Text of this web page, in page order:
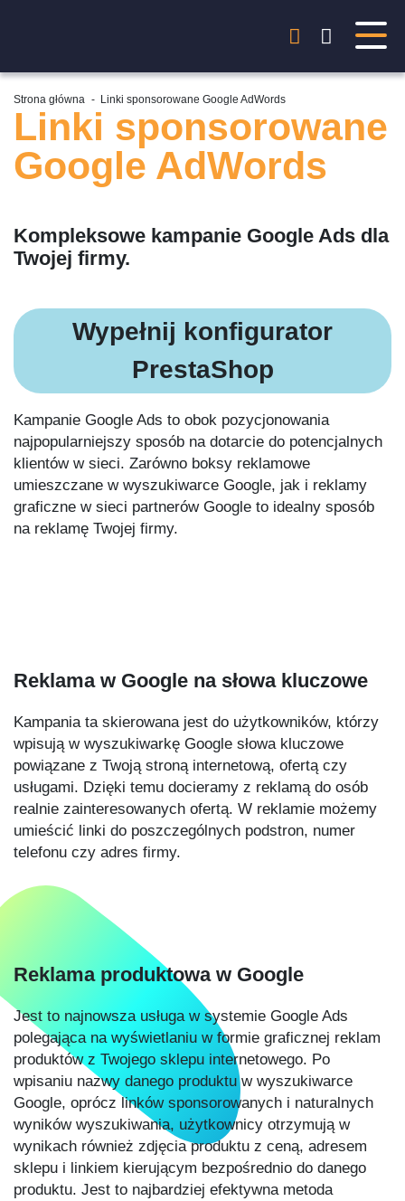
Strona główna - Linki sponsorowane Google AdWords
Linki sponsorowane
Google AdWords
Kompleksowe kampanie Google Ads dla
Twojej firmy.
Wypełnij konfigurator
PrestaShop
Kampanie Google Ads to obok pozycjonowania
najpopularniejszy sposób na dotarcie do potencjalnych
klientów w sieci. Zarówno boksy reklamowe
umieszczane w wyszukiwarce Google, jak i reklamy
graficzne w sieci partnerów Google to idealny sposób
na reklamę Twojej firmy.
Reklama w Google na słowa kluczowe
Kampania ta skierowana jest do użytkowników, którzy
wpisują w wyszukiwarkę Google słowa kluczowe
powiązane z Twoją stroną internetową, ofertą czy
usługami. Dzięki temu docieramy z reklamą do osób
realnie zainteresowanych ofertą. W reklamie możemy
umieścić linki do poszczególnych podstron, numer
telefonu czy adres firmy.
Reklama produktowa w Google
Jest to najnowsza usługa w systemie Google Ads
polegająca na wyświetlaniu w formie graficznej reklam
produktów z Twojego sklepu internetowego. Po
wpisaniu nazwy danego produktu w wyszukiwarce
Google, oprócz linków sponsorowanych i naturalnych
wyników wyszukiwania, użytkownicy otrzymują w
wynikach również zdjęcia produktu z ceną, adresem
sklepu i linkiem kierującym bezpośrednio do danego
produktu. Jest to najbardziej efektywna metoda